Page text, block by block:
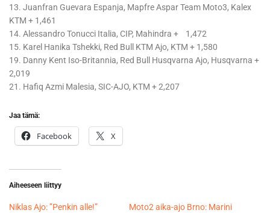
13. Juanfran Guevara Espanja, Mapfre Aspar Team Moto3, Kalex
KTM + 1,461
14. Alessandro Tonucci Italia, CIP, Mahindra + 1,472
15. Karel Hanika Tshekki, Red Bull KTM Ajo, KTM + 1,580
19. Danny Kent Iso-Britannia, Red Bull Husqvarna Ajo, Husqvarna +
2,019
21. Hafiq Azmi Malesia, SIC-AJO, KTM + 2,207
Jaa tämä:
Facebook X
Aiheeseen liittyy
Niklas Ajo: ”Penkin alle!”
Moto2 aika-ajo Brno: Marini